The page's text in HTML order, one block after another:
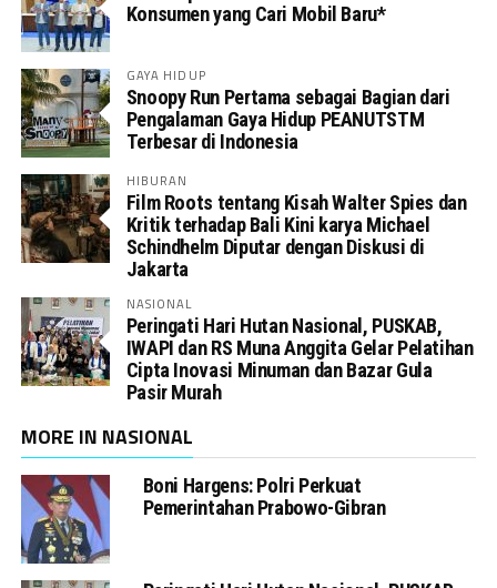
Konsumen yang Cari Mobil Baru*
GAYA HIDUP
Snoopy Run Pertama sebagai Bagian dari
Pengalaman Gaya Hidup PEANUTSTM
Terbesar di Indonesia
HIBURAN
Film Roots tentang Kisah Walter Spies dan
Kritik terhadap Bali Kini karya Michael
Schindhelm Diputar dengan Diskusi di
Jakarta
NASIONAL
Peringati Hari Hutan Nasional, PUSKAB,
IWAPI dan RS Muna Anggita Gelar Pelatihan
Cipta Inovasi Minuman dan Bazar Gula
Pasir Murah
MORE IN NASIONAL
Boni Hargens: Polri Perkuat
Pemerintahan Prabowo-Gibran